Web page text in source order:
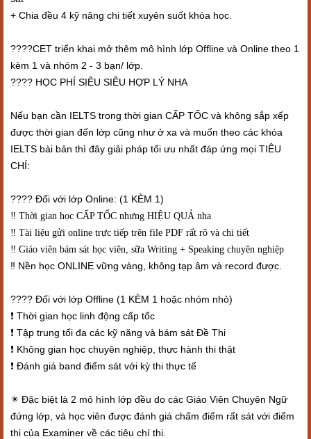
+ Chia đều 4 kỹ năng chi tiết xuyên suốt khóa học.
????CET triển khai mở thêm mô hình lớp Offline và Online theo 1
kèm 1 và nhóm 2 - 3 bạn/ lớp.
???? HỌC PHÍ SIÊU SIÊU HỢP LÝ NHA
Nếu bạn cần IELTS trong thời gian CẤP TỐC và không sắp xếp
được thời gian đến lớp cũng như ở xa và muốn theo các khóa
IELTS bài bản thì đây giải pháp tối ưu nhất đáp ứng mọi TIÊU
CHÍ:
???? Đối với lớp Online: (1 KÈM 1)
‼️ Thời gian học CẤP TỐC nhưng HIỆU QUẢ nha
‼️ Tài liệu gửi online trực tiếp trên file PDF rất rõ và chi tiết
‼️ Giáo viên bám sát học viên, sữa Writing + Speaking chuyên nghiệp
‼️ Nền học ONLINE vững vàng, không tạp âm và record được.
???? Đối với lớp Offline (1 KÈM 1 hoặc nhóm nhỏ)
❗ Thời gian học linh động cấp tốc
❗ Tập trung tối đa các kỹ năng và bám sát Đề Thi
❗ Không gian học chuyên nghiệp, thực hành thi thật
❗ Đánh giá band điểm sát với kỳ thi thực tế
✴ ️ Đặc biệt là 2 mô hình lớp đều do các Giáo Viên Chuyên Ngữ
đứng lớp, và học viên được đánh giá chấm điểm rất sát với điểm
thi của Examiner về các tiêu chí thi.